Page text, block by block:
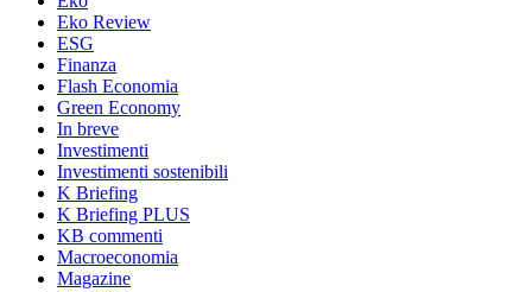
Eko Review
ESG
Finanza
Flash Economia
Green Economy
In breve
Investimenti
Investimenti sostenibili
K Briefing
K Briefing PLUS
KB commenti
Macroeconomia
Magazine